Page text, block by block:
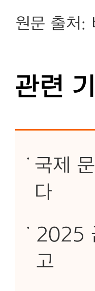
원문 출처:
관련
국제
다
2025
고